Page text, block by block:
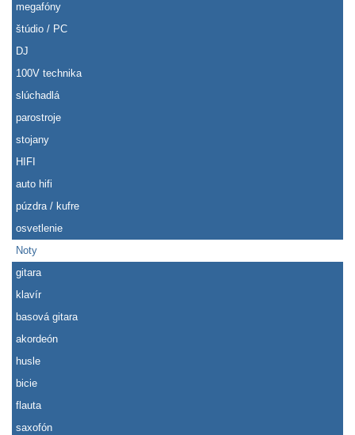
megafóny
štúdio / PC
DJ
100V technika
slúchadlá
parostroje
stojany
HIFI
auto hifi
púzdra / kufre
osvetlenie
Noty
gitara
klavír
basová gitara
akordeón
husle
bicie
flauta
saxofón